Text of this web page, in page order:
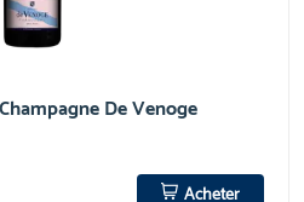
De Venoge
Acheter